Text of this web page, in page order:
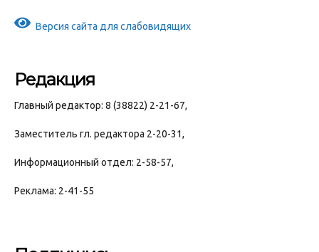
Версия сайта для слабовидящих
Редакция
Главный редактор: 8 (38822) 2-21-67,
Заместитель гл. редактора 2-20-31,
Информационный отдел: 2-58-57,
Реклама: 2-41-55